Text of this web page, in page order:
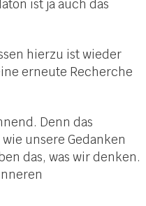
ist ja auch das
hierzu ist wieder
erneute Recherche
Denn das
unsere Gedanken
das, was wir denken.